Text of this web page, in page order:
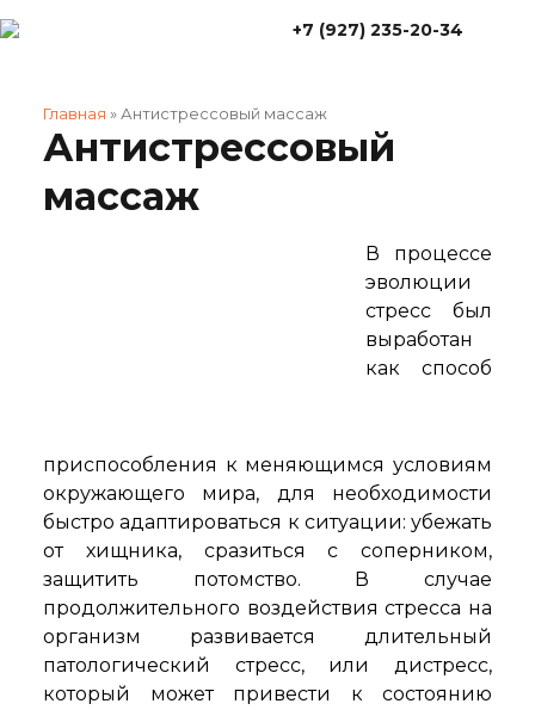
+7 (927) 235-20-34
Главная » Антистрессовый массаж
Антистрессовый
массаж
В процессе
эволюции
стресс был
выработан
как способ
приспособления к меняющимся условиям
окружающего мира, для необходимости
быстро адаптироваться к ситуации: убежать
от хищника, сразиться с соперником,
защитить потомство. В случае
продолжительного воздействия стресса на
организм развивается длительный
патологический стресс, или дистресс,
который может привести к состоянию